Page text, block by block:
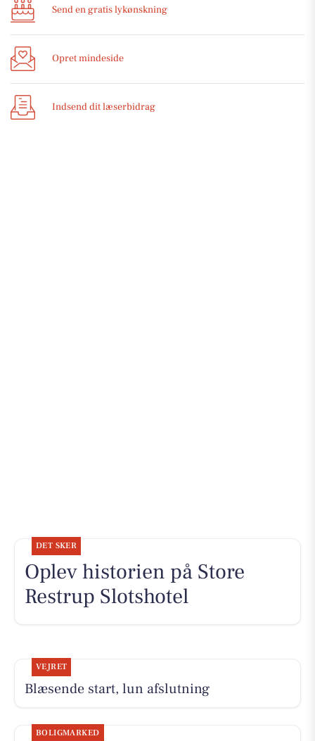
Send en gratis lykønskning
Opret mindeside
Indsend dit læserbidrag
DET SKER
Oplev historien på Store
Restrup Slotshotel
VEJRET
Blæsende start, lun afslutning
BOLIGMARKED